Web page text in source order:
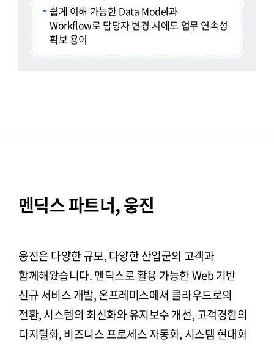
쉽게 이해 가능한 Data Model과
Workflow로 담당자 변경 시에도 업무 연속성
확보 용이
멘딕스 파트너, 웅진
웅진은 다양한 규모, 다양한 산업군의 고객과
함께해왔습니다. 멘딕스로 활용 가능한 Web 기반
신규 서비스 개발, 온프레미스에서 클라우드로의
전환, 시스템의 최신화와 유지보수 개선, 고객경험의
디지털화, 비즈니스 프로세스 자동화, 시스템 현대화